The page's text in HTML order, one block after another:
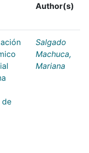
Author(s)
Salgado
Machuca,
Mariana